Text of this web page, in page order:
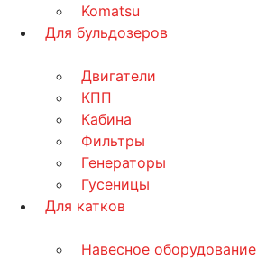
Komatsu
Для бульдозеров
Двигатели
КПП
Кабина
Фильтры
Генераторы
Гусеницы
Для катков
Навесное оборудование